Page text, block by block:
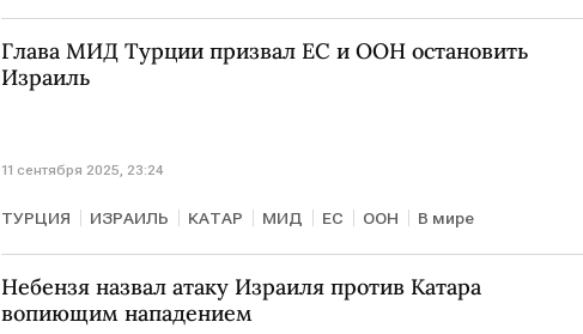
Глава МИД Турции призвал ЕС и ООН остановить
Израиль
11 сентября 2025, 23:24
ТУРЦИЯ ИЗРАИЛЬ КАТАР МИД ЕС ООН В мире
Небензя назвал атаку Израиля против Катара
вопиющим нападением